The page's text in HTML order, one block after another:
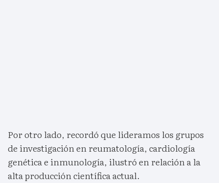
Por otro lado, recordó que lideramos los grupos
de investigación en reumatología, cardiología
genética e inmunología, ilustró en relación a la
alta producción científica actual.